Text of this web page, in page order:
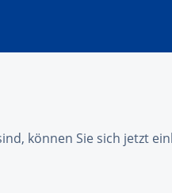
können Sie sich jetzt